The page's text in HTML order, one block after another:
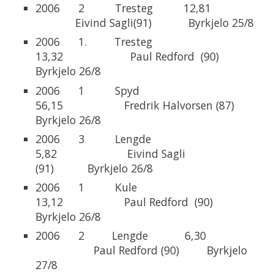
2006 2 Tresteg 12,81
Eivind Sagli(91) Byrkjelo 25/8
2006 1. Tresteg
13,32 Paul Redford (90)
Byrkjelo 26/8
2006 1 Spyd
56,15 Fredrik Halvorsen (87)
Byrkjelo 26/8
2006 3 Lengde
5,82 Eivind Sagli
(91) Byrkjelo 26/8
2006 1 Kule
13,12 Paul Redford (90)
Byrkjelo 26/8
2006 2 Lengde 6,30
Paul Redford (90) Byrkjelo
27/8